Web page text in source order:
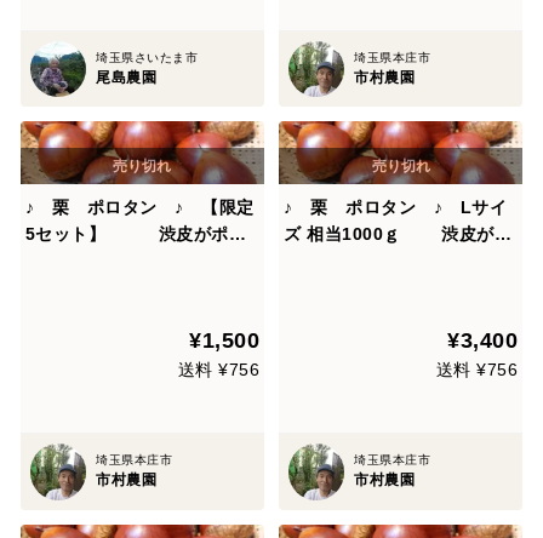
埼玉県さいたま市
尾島農園
埼玉県本庄市
市村農園
♪ 栗 ポロタン ♪ 【限定
5セット】 渋皮がポロ
¥1,500
送料 ¥756
埼玉県本庄市
市村農園
♪ 栗 ポロタン ♪ Lサイ
ズ 相当1000ｇ 渋皮がポ
¥3,400
送料 ¥756
埼玉県本庄市
市村農園